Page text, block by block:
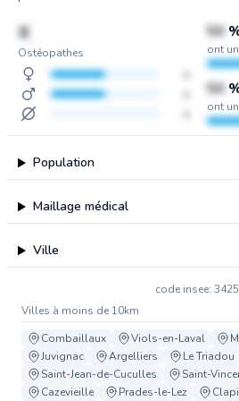
X
Ostéopathes
50
ont
50
ont
Population
Maillage médical
Ville
code insee:
Villes à moins de 10km
Combaillaux
Viols-en-Laval
Juvignac
Argelliers
Le Triadou
Saint-Jean-de-Cuculles
Saint-
Cazevieille
Prades-le-Lez